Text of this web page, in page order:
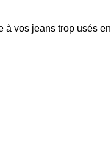
à vos jeans trop usés en